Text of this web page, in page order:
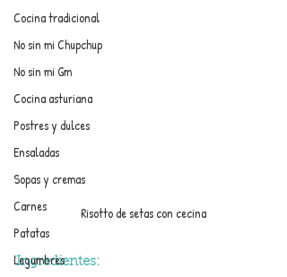
Cocina tradicional
No sin mi Chupchup
No sin mi Gm
Cocina asturiana
Postres y dulces
Ensaladas
Sopas y cremas
Carnes
Patatas
Legumbres
Risotto de setas con cecina
Ingredientes: